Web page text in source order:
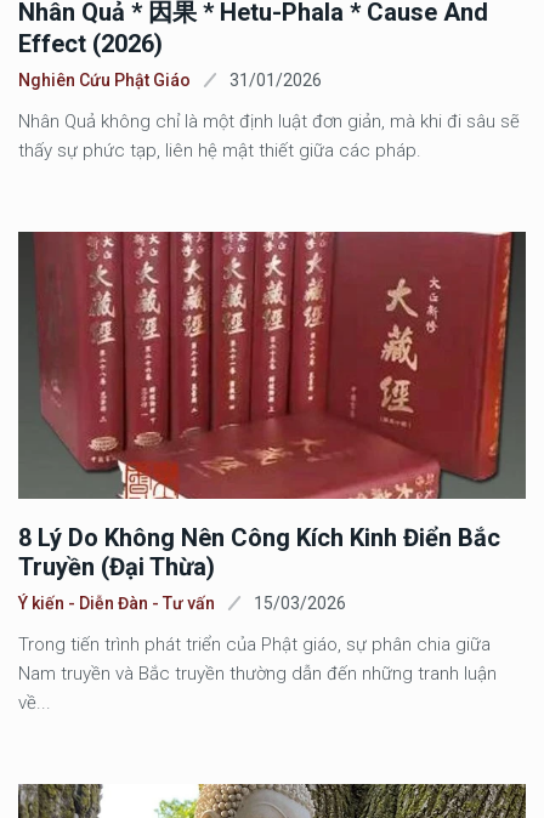
Nhân Quả * 因果 * Hetu-Phala * Cause And
Effect (2026)
Nghiên Cứu Phật Giáo 31/01/2026
Nhân Quả không chỉ là một định luật đơn giản, mà khi đi sâu sẽ
thấy sự phức tạp, liên hệ mật thiết giữa các pháp.
8 Lý Do Không Nên Công Kích Kinh Điển Bắc
Truyền (Đại Thừa)
Ý kiến - Diễn Đàn - Tư vấn 15/03/2026
Trong tiến trình phát triển của Phật giáo, sự phân chia giữa
Nam truyền và Bắc truyền thường dẫn đến những tranh luận
về...